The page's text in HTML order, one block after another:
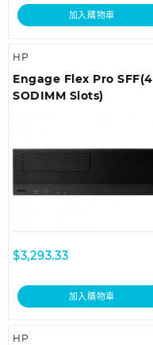
加入購物車
HP
Engage Flex Pro SFF(4
SODIMM Slots)
$3,293.33
加入購物車
HP